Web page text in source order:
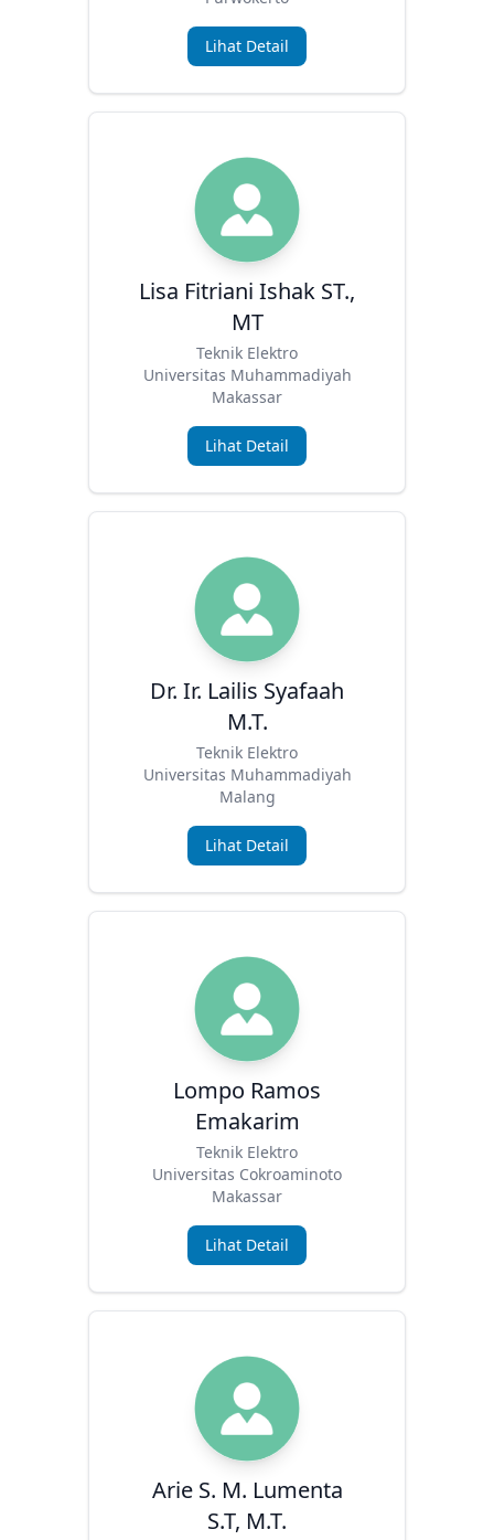
Lihat Detail
Lisa Fitriani Ishak ST.,
MT
Teknik Elektro
Universitas Muhammadiyah
Makassar
Lihat Detail
Dr. Ir. Lailis Syafaah
M.T.
Teknik Elektro
Universitas Muhammadiyah
Malang
Lihat Detail
Lompo Ramos
Emakarim
Teknik Elektro
Universitas Cokroaminoto
Makassar
Lihat Detail
Arie S. M. Lumenta
S.T, M.T.